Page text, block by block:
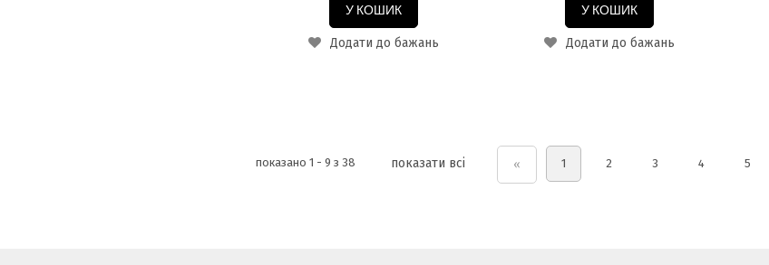
У КОШИК
Додати до бажань
У КОШИК
Додати до бажань
показано 1 - 9 з 38 показати всі « 1 2 3 4 5